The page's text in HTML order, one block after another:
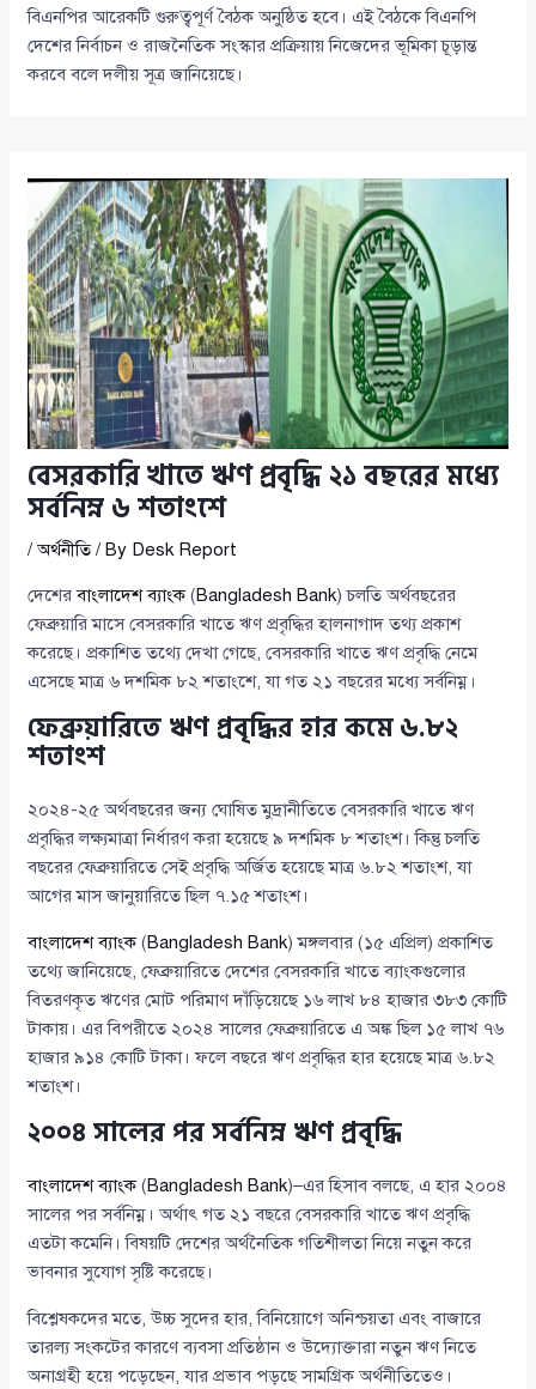
বিএনপির আরেকটি গুরুত্বপূর্ণ বৈঠক অনুষ্ঠিত হবে। এই বৈঠকে বিএনপি
দেশের নির্বাচন ও রাজনৈতিক সংস্কার প্রক্রিয়ায় নিজেদের ভূমিকা চূড়ান্ত
করবে বলে দলীয় সূত্র জানিয়েছে।
বেসরকারি খাতে ঋণ প্রবৃদ্ধি ২১ বছরের মধ্যে
সর্বনিম্ন ৬ শতাংশে
/অর্থনীতি/ By Desk Report
দেশেরবাংলাদেশ ব্যাংক(Bangladesh Bank) চলতি অর্থবছরের
ফেব্রুয়ারি মাসে বেসরকারি খাতে ঋণ প্রবৃদ্ধির হালনাগাদ তথ্য প্রকাশ
করেছে। প্রকাশিত তথ্যে দেখা গেছে, বেসরকারি খাতে ঋণ প্রবৃদ্ধি নেমে
এসেছে মাত্র ৬ দশমিক ৮২ শতাংশে, যা গত ২১ বছরের মধ্যে সর্বনিম্ন।
ফেব্রুয়ারিতে ঋণ প্রবৃদ্ধির হার কমে ৬.৮২
শতাংশ
২০২৪-২৫ অর্থবছরের জন্য ঘোষিত মুদ্রানীতিতে বেসরকারি খাতে ঋণ
প্রবৃদ্ধির লক্ষ্যমাত্রা নির্ধারণ করা হয়েছে ৯ দশমিক ৮ শতাংশ। কিন্তু চলতি
বছরের ফেব্রুয়ারিতে সেই প্রবৃদ্ধি অর্জিত হয়েছে মাত্র ৬.৮২ শতাংশ, যা
আগের মাস জানুয়ারিতে ছিল ৭.১৫ শতাংশ।
বাংলাদেশ ব্যাংক(Bangladesh Bank) মঙ্গলবার (১৫ এপ্রিল) প্রকাশিত
তথ্যে জানিয়েছে, ফেব্রুয়ারিতে দেশের বেসরকারি খাতে ব্যাংকগুলোর
বিতরণকৃত ঋণের মোট পরিমাণ দাঁড়িয়েছে ১৬ লাখ ৮৪ হাজার ৩৮৩ কোটি
টাকায়। এর বিপরীতে ২০২৪ সালের ফেব্রুয়ারিতে এ অঙ্ক ছিল ১৫ লাখ ৭৬
হাজার ৯১৪ কোটি টাকা। ফলে বছরে ঋণ প্রবৃদ্ধির হার হয়েছে মাত্র ৬.৮২
শতাংশ।
২০০৪ সালের পর সর্বনিম্ন ঋণ প্রবৃদ্ধি
বাংলাদেশ ব্যাংক(Bangladesh Bank)–এর হিসাব বলছে, এ হার ২০০৪
সালের পর সর্বনিম্ন। অর্থাৎ গত ২১ বছরে বেসরকারি খাতে ঋণ প্রবৃদ্ধি
এতটা কমেনি। বিষয়টি দেশের অর্থনৈতিক গতিশীলতা নিয়ে নতুন করে
ভাবনার সুযোগ সৃষ্টি করেছে।
বিশ্লেষকদের মতে, উচ্চ সুদের হার, বিনিয়োগে অনিশ্চয়তা এবং বাজারে
তারল্য সংকটের কারণে ব্যবসা প্রতিষ্ঠান ও উদ্যোক্তারা নতুন ঋণ নিতে
অনাগ্রহী হয়ে পড়েছেন, যার প্রভাব পড়ছে সামগ্রিক অর্থনীতিতেও।